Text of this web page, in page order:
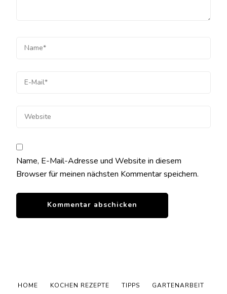
Name, E-Mail-Adresse und Website in diesem
Browser für meinen nächsten Kommentar speichern.
HOME KOCHEN REZEPTE TIPPS
GARTENARBEIT